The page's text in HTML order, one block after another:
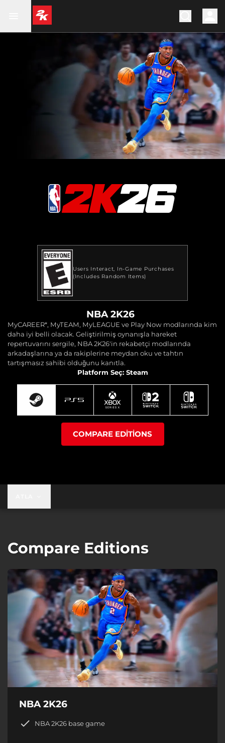
Users Interact In-Game Purchases
(Includes Random Items)
NBA 2K26
MyCAREER*, MyTEAM, MyLEAGUE ve Play Now modlarında kim
daha iyi belli olacak. Geliştirilmiş oynanışla hareket
repertuvarını sergile, NBA 2K26'in rekabetçi modlarında
arkadaşlarına ya da rakiplerine meydan oku ve tahtın
tartışmasız sahibi olduğunu kanıtla.
Platform Seç: Steam
COMPARE EDITIONS
Compare Editions
NBA 2K26
NBA 2K26 base game